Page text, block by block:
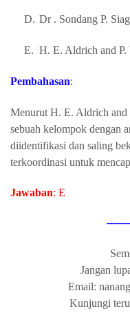
D. Dr . Sondang P.
E. H. E. Aldrich and P.
Pembahasan:
Menurut H. E. Aldrich and
sebuah kelompok dengan
diidentifikasi dan saling
terkoordinasi untuk
Jawaban: E
Jangan
Email:
Kunjungi